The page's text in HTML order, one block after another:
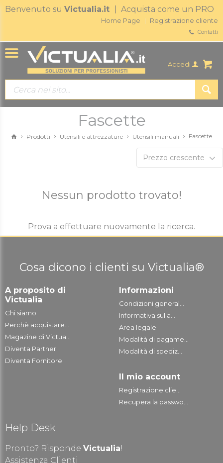
Benvenuto su Victualia.it | Acquista come un PRO
Home Page Registrazione cliente
Contatti
Accedi
Fascette
Prodotti Utensili e attrezzature Utensili manuali Fascette
Prezzo crescente
Nessun prodotto trovato!
Prova a effettuare nuovamente la ricerca.
Cosa dicono i clienti su Victualia®
A proposito di
Victualia
Chi siamo
Perchè acquistare...
Magazine di Victua...
Diventa Partner
Diventa Fornitore
Informazioni
Condizioni general...
Informativa sulla...
Area legale
Modalità di pagame...
Modalità di spediz...
Il mio account
Registrazione clie...
Recupera la passwo...
Help Desk
Pronto? Risponde Victualia!
Assistenza Clienti